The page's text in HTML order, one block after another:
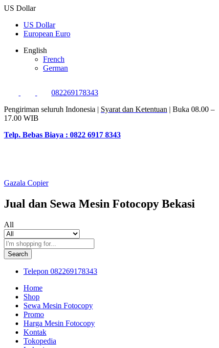
US Dollar
US Dollar
European Euro
English
French
German
082269178343
Pengiriman seluruh Indonesia | Syarat dan Ketentuan | Buka 08.00 –
17.00 WIB
Telp. Bebas Biaya : 0822 6917 8343
Gazala Copier
Jual dan Sewa Mesin Fotocopy Bekasi
All
Search
Telepon 082269178343
Home
Shop
Sewa Mesin Fotocopy
Promo
Harga Mesin Fotocopy
Kontak
Tokopedia